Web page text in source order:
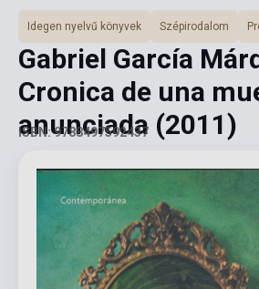
Idegen nyelvű könyvek Szépirodalom
Gabriel García
Cronica de una
anunciada (2011)
ISBN: 9788497592437